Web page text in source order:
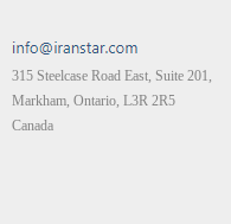
315 Steelcase Road East, Suite 201,
Markham, Ontario, L3R 2R5
Canada